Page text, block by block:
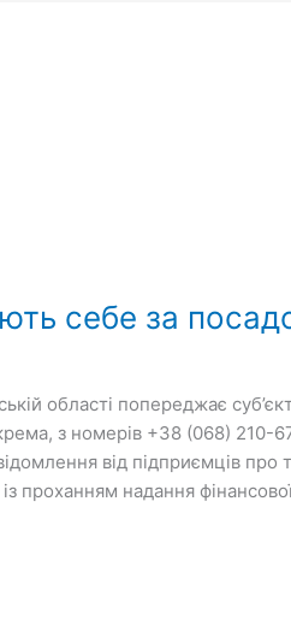
себе за
області попереджає
з номерів +38 (068)
від підприємців
проханням надання